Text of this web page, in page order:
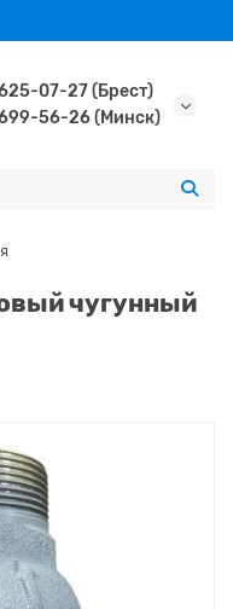
07-27 (Брест)
56-26 (Минск)
чугунный